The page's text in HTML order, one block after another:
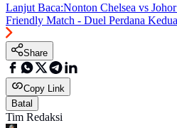
Lanjut Baca:Nonton Chelsea vs
Friendly Match - Duel Perdana
Share
Copy Link
Batal
Tim Redaksi